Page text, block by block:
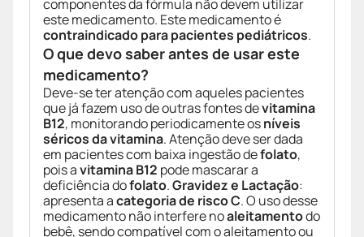
componentes da fórmula não devem utilizar
este medicamento. Este medicamento é
contraindicado para pacientes pediátricos.
O que devo saber antes de usar este
medicamento?
Deve-se ter atenção com aqueles pacientes
que já fazem uso de outras fontes devitamina
B12, monitorando periodicamente osníveis
séricos da vitamina. Atenção deve ser dada
em pacientes com baixa ingestão defolato,
pois avitamina B12 pode mascarar a
deficiência dofolato.Gravidez e Lactação:
apresenta acategoria de risco C. O uso desse
medicamento não interfere noaleitamentodo
bebê, sendo compatível com o aleitamento ou